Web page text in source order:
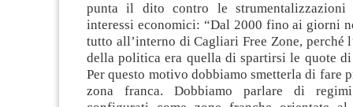
punta il dito contro le
interessi economici: “Dal 2000 fino ai giorni
tutto all’interno di Cagliari Free Zone, perché
della politica era quella di spartirsi le quote di
Per questo motivo dobbiamo smetterla di fare
zona franca. Dobbiamo parlare di